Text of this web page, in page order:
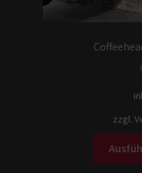
zzgl.